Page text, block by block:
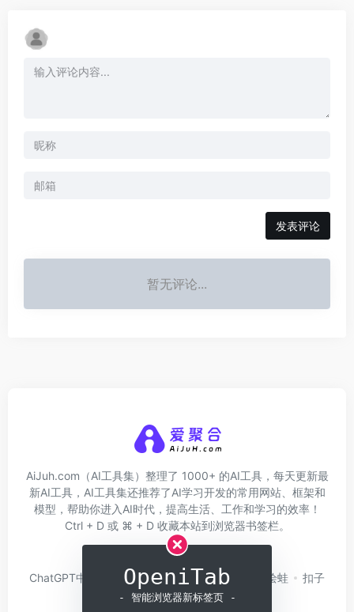
发表评论
暂无评论...
AiJuh.com（AI工具集）整理了 1000+ 的AI工具，每天更新最
新AI工具，AI工具集还推荐了AI学习开发的常用网站、框架和
模型，帮助你进入AI时代，提高生活、工作和学习的效率！
Ctrl + D 或 ⌘ + D 收藏本站到浏览器书签栏。
ChatGPT中文版
问小白 硅基流动 Trae 绘蛙
扣子
Coze
白日梦AI
OpeniTab
- 智能浏览器新标签页 -